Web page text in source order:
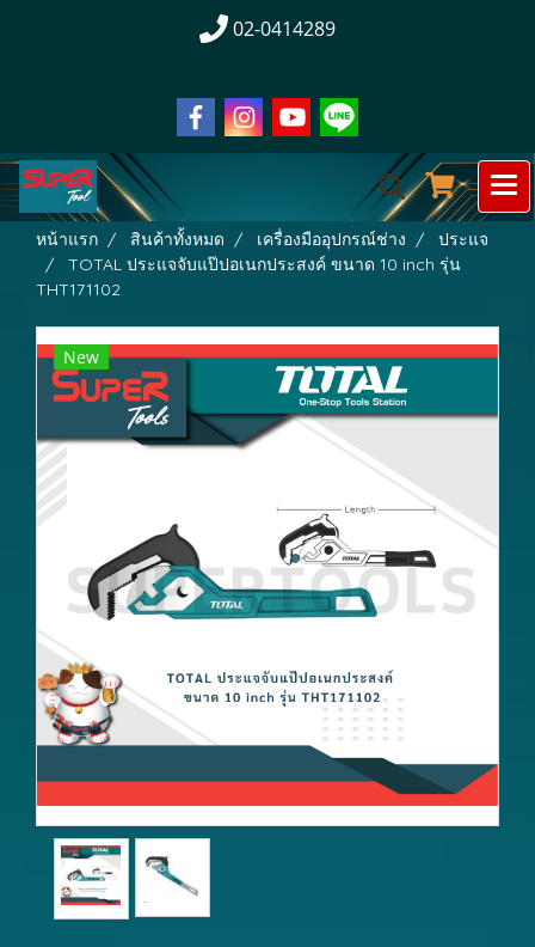
02-0414289
หน้าแรก สินค้าทั้งหมด เครื่องมืออุปกรณ์ช่าง
ประแจ
TOTAL ประแจจับแป๊ปอเนกประสงค์ ขนาด 10 inch รุ่น
THT171102
New